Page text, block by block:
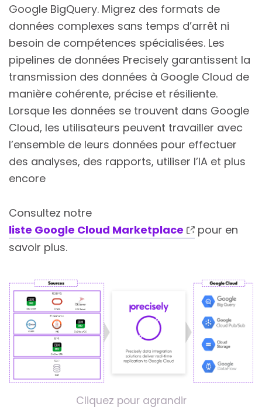
Google BigQuery. Migrez des formats de
données complexes sans temps d’arrêt ni
besoin de compétences spécialisées. Les
pipelines de données Precisely garantissent la
transmission des données à Google Cloud de
manière cohérente, précise et résiliente.
Lorsque les données se trouvent dans Google
Cloud, les utilisateurs peuvent travailler avec
l’ensemble de leurs données pour effectuer
des analyses, des rapports, utiliser l’IA et plus
encore
Consultez notre
liste Google Cloud Marketplace
pour en
savoir plus.
Cliquez pour agrandir